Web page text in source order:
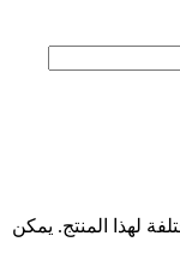
لهذا المنتج. يمكن